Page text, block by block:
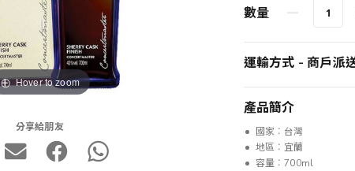
Hover to zoom
分享給朋友
數量
運輸方式 - 商戶派
產品簡介
國家︰台灣
地區︰宜蘭
容量︰700ml